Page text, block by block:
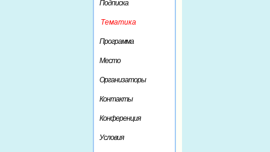
Подписка
Тематика
Программа
Место
Организаторы
Контакты
Конференция
Условия